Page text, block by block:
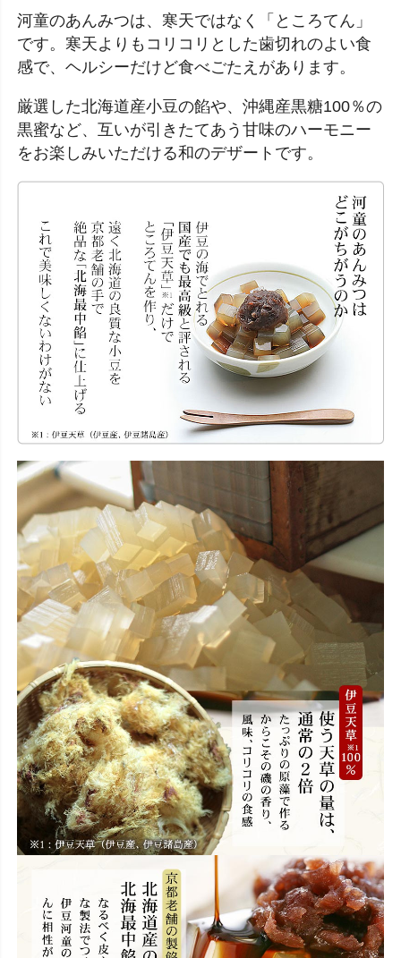
河童のあんみつは、寒天ではなく「ところてん」
です。寒天よりもコリコリとした歯切れのよい食
感で、ヘルシーだけど食べごたえがあります。
厳選した北海道産小豆の餡や、沖縄産黒糖100％の
黒蜜など、互いが引きたてあう甘味のハーモニー
をお楽しみいただける和のデザートです。